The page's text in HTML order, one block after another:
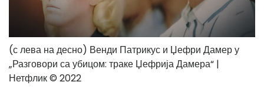
(с лева на десно) Венди Патрикус и Џефри Дамер у
„Разговори са убицом: траке Џефрија Дамера“ |
Нетфлик © 2022